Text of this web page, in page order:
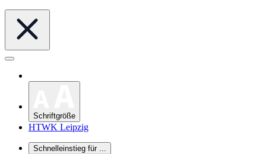
Schriftgröße
HTWK Leipzig
Schnelleinstieg für ...